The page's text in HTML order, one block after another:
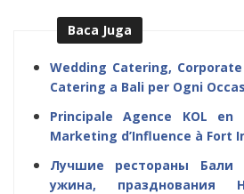
Baca Juga
Wedding Catering,
Catering a Bali per Ogni
Principale Agence KOL
Marketing d’Influence à Fort
Лучшие рестораны Бали
ужина, празднования